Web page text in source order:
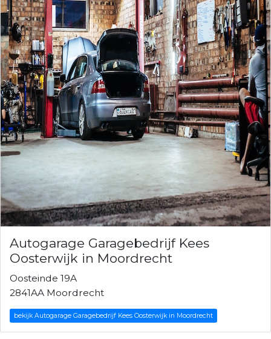
Autogarage Garagebedrijf Kees
Oosterwijk in Moordrecht
Oosteinde 19A
2841AA Moordrecht
bekijk Autogarage Garagebedrijf Kees Oosterwijk in Moordrecht